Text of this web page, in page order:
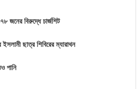
জনের বিরুদ্ধে চার্জশিট
ছাত্র শিবিরের ম্যারাথন
পানি